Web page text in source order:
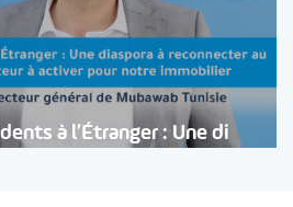
à l’Étranger : Une di